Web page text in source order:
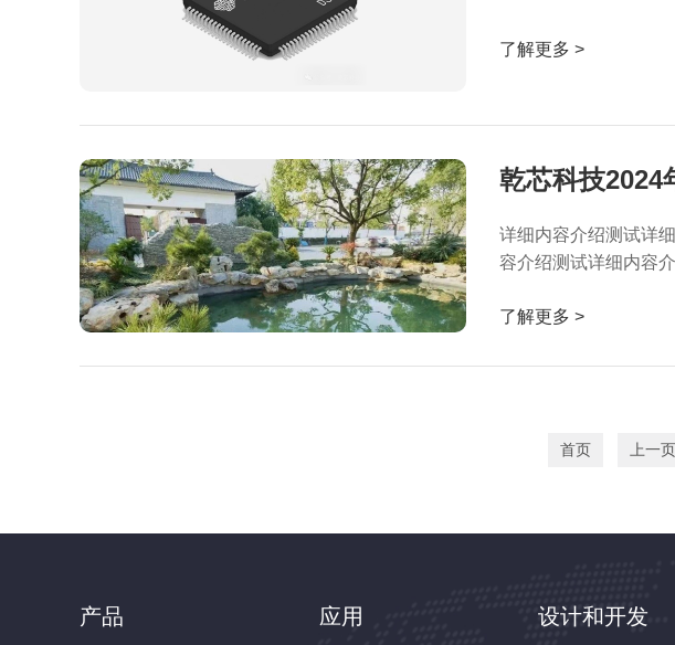
了解更多 >
乾芯科技2024
详细内容介绍测试详
容介绍测试详细内容
了解更多 >
首页 上一页
产品 应用 设计和开发